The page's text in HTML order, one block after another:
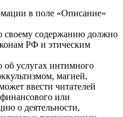
в поле «Описание»
своему содержанию должно
РФ и этическим
услугах интимного
магией,
ввести читателей
или
о деятельности,